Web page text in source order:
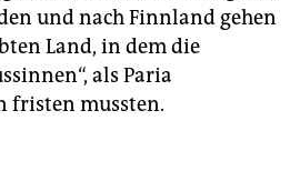
und nach Finnland gehen
Land, in dem die
als Paria
fristen mussten.